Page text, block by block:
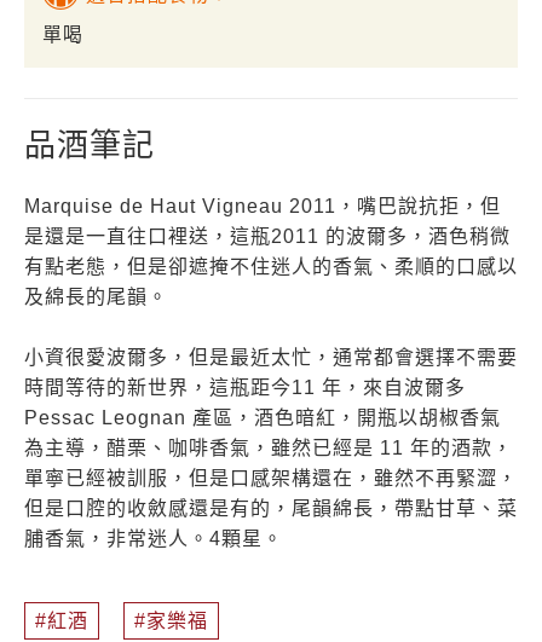
單喝
品酒筆記
Marquise de Haut Vigneau 2011，嘴巴說抗拒，但
是還是一直往口裡送，這瓶2011 的波爾多，酒色稍微
有點老態，但是卻遮掩不住迷人的香氣、柔順的口感以
及綿長的尾韻。
小資很愛波爾多，但是最近太忙，通常都會選擇不需要
時間等待的新世界，這瓶距今11 年，來自波爾多
Pessac Leognan 產區，酒色暗紅，開瓶以胡椒香氣
為主導，醋栗、咖啡香氣，雖然已經是 11 年的酒款，
單寧已經被訓服，但是口感架構還在，雖然不再緊澀，
但是口腔的收斂感還是有的，尾韻綿長，帶點甘草、菜
脯香氣，非常迷人。4顆星。
紅酒 家樂福